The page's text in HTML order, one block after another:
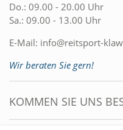
Do.: 09.00 - 20.00 Uhr
Sa.: 09.00 - 13.00 Uhr
E-Mail: info@reitsport-
Wir beraten Sie gern!
KOMMEN SIE UNS